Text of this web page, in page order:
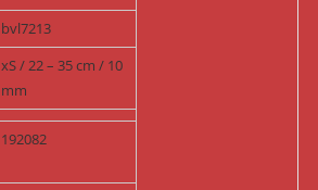
bvl7213
xS / 22 – 35 cm / 10
mm
192082